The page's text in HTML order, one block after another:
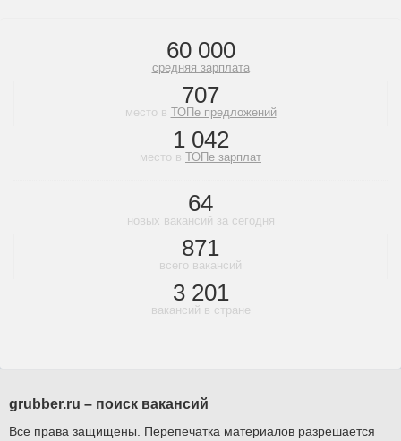
60 000
средняя зарплата
707
место в ТОПе предложений
1 042
место в ТОПе зарплат
64
новых вакансий за сегодня
871
всего вакансий
3 201
вакансий в стране
grubber.ru – поиск вакансий
Все права защищены. Перепечатка материалов разрешается